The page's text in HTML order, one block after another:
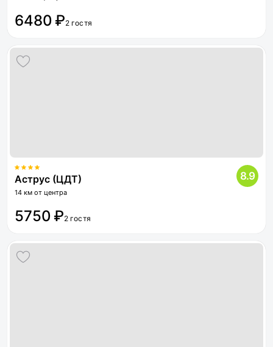
6480 ₽2 гостя
Аструс (ЦДТ)
14 км от центра
8.9
5750 ₽2 гостя